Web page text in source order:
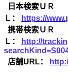
日本検索ＵＲ
Ｌ：
https://
携帯検索ＵＲ
Ｌ：
http://
店舗URL：